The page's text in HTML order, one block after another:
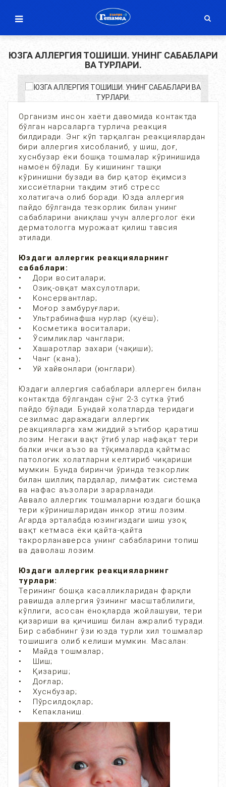
ЮЗГА АЛЛЕРГИЯ ТОШИШИ. УНИНГ САБАБЛАРИ
ВА ТУРЛАРИ.
Организм инсон хаёти давомида контактда
бўлган нарсаларга турлича реакция
билдиради. Энг кўп тарқалган реакциялардан
бири аллергия хисобланиб, у шиш, доғ,
хуснбузар ёки бошқа тошмалар кўринишида
намоён бўлади. Бу кишининг ташқи
кўринишни бузади ва бир қатор ёқимсиз
хиссиётларни тақдим этиб стресс
холатигача олиб боради. Юзда аллергия
пайдо бўлганда тезкорлик билан унинг
сабабларини аниқлаш учун аллерголог ёки
дерматологга мурожаат қилиш тавсия
этилади.
Юздаги аллергик реакцияларнинг
сабаблари:
• Дори воситалари;
• Озиқ-овқат махсулотлари;
• Консервантлар;
• Моғор замбуруғлари;
• Ультрабинафша нурлар (қуёш);
• Косметика воситалари;
• Ўсимликлар чанглари;
• Хашаротлар захари (чақиши);
• Чанг (кана);
• Уй хайвонлари (юнглари).
Юздаги аллергия сабаблари аллерген билан
контактда бўлгандан сўнг 2-3 сутка ўтиб
пайдо бўлади. Бундай холатларда теридаги
сезилмас даражадаги аллергик
реакцияларга хам жиддий эътибор қаратиш
лозим. Негаки вақт ўтиб улар нафақат тери
балки ички аъзо ва тўқималарда қайтмас
патологик холатларни келтириб чиқариши
мумкин. Бунда биринчи ўринда тезкорлик
билан шиллиқ пардалар, лимфатик система
ва нафас аъзолари зарарланади.
Аввало аллергик тошмаларни юздаги бошқа
тери кўринишларидан инкор этиш лозим.
Агарда эрталабда юзингиздаги шиш узоқ
вақт кетмаса ёки қайта-қайта
такрорланаверса унинг сабабларини топиш
ва даволаш лозим.
Юздаги аллергик реакцияларнинг
турлари:
Терининг бошқа касалликларидан фарқли
равишда аллергия ўзининг масштаблилиги,
кўплиги, асосан ёноқларда жойлашуви, тери
қизариши ва қичишиш билан ажралиб туради.
Бир сабабнинг ўзи юзда турли хил тошмалар
тошишига олиб келиши мумкин. Масалан:
• Майда тошмалар;
• Шиш;
• Қизариш;
• Доғлар;
• Хуснбузар;
• Пўрсилдоқлар;
• Кепакланиш.